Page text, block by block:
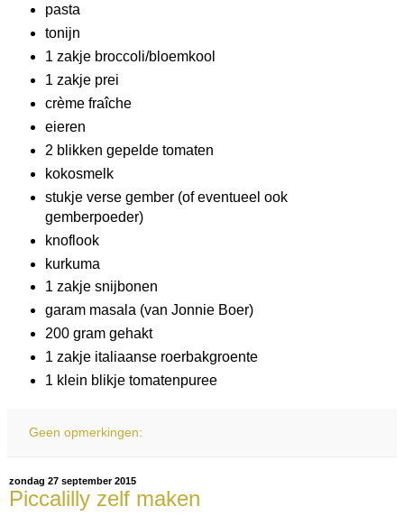
pasta
tonijn
1 zakje broccoli/bloemkool
1 zakje prei
crème fraîche
eieren
2 blikken gepelde tomaten
kokosmelk
stukje verse gember (of eventueel ook
gemberpoeder)
knoflook
kurkuma
1 zakje snijbonen
garam masala (van Jonnie Boer)
200 gram gehakt
1 zakje italiaanse roerbakgroente
1 klein blikje tomatenpuree
Geen opmerkingen:
zondag 27 september 2015
Piccalilly zelf maken